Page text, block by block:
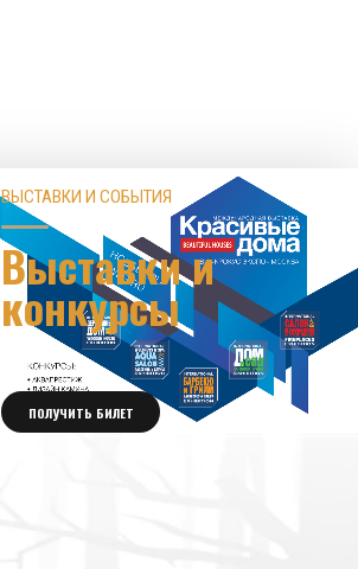
ВЫСТАВКИ И СОБЫТИЯ
Выставки и
конкурсы
ПОЛУЧИТЬ БИЛЕТ